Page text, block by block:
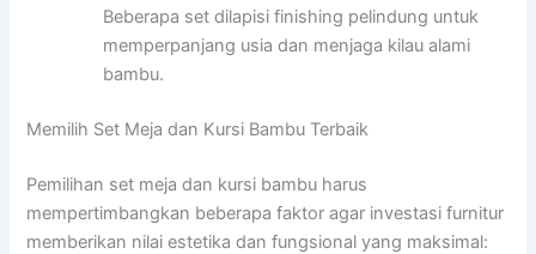
Beberapa set dilapisi finishing pelindung untuk
memperpanjang usia dan menjaga kilau alami
bambu.
Memilih Set Meja dan Kursi Bambu Terbaik
Pemilihan set meja dan kursi bambu harus
mempertimbangkan beberapa faktor agar investasi furnitur
memberikan nilai estetika dan fungsional yang maksimal: